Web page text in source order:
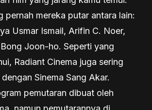
pernah mereka putar antara lain:
Usmar Ismail, Arifin C. Noer,
Joon-ho. Seperti yang
Radiant Cinema juga sering
Sinema Sang Akar.
pemutaran dibuat oleh